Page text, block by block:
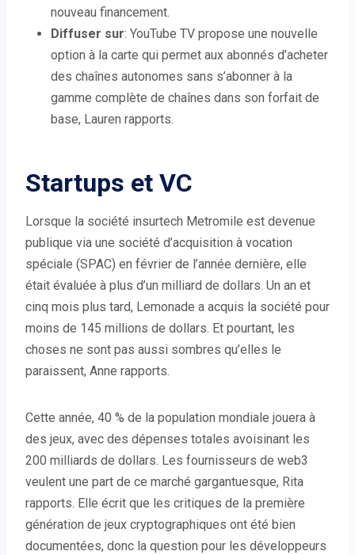
nouveau financement.
Diffuser sur: YouTube TV propose une nouvelle
option à la carte qui permet aux abonnés d’acheter
des chaînes autonomes sans s’abonner à la
gamme complète de chaînes dans son forfait de
base, Lauren rapports.
Startups et VC
Lorsque la société insurtech Metromile est devenue
publique via une société d’acquisition à vocation
spéciale (SPAC) en février de l’année dernière, elle
était évaluée à plus d’un milliard de dollars. Un an et
cinq mois plus tard, Lemonade a acquis la société pour
moins de 145 millions de dollars. Et pourtant, les
choses ne sont pas aussi sombres qu’elles le
paraissent, Anne rapports.
Cette année, 40 % de la population mondiale jouera à
des jeux, avec des dépenses totales avoisinant les
200 milliards de dollars. Les fournisseurs de web3
veulent une part de ce marché gargantuesque, Rita
rapports. Elle écrit que les critiques de la première
génération de jeux cryptographiques ont été bien
documentées, donc la question pour les développeurs